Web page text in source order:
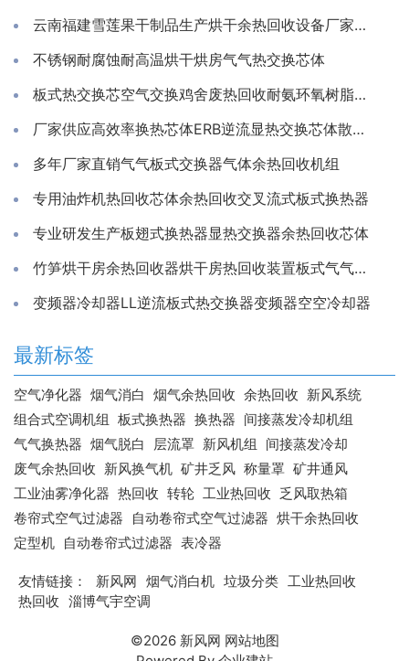
云南福建雪莲果干制品生产烘干余热回收设备厂家推荐亲水铝箔换热芯
不锈钢耐腐蚀耐高温烘干烘房气气热交换芯体
板式热交换芯空气交换鸡舍废热回收耐氨环氧树脂通风除湿换热
厂家供应高效率换热芯体ERB逆流显热交换芯体散热器
多年厂家直销气气板式交换器气体余热回收机组
专用油炸机热回收芯体余热回收交叉流式板式换热器
专业研发生产板翅式换热器显热交换器余热回收芯体
竹笋烘干房余热回收器烘干房热回收装置板式气气换热器工厂
变频器冷却器LL逆流板式热交换器变频器空空冷却器
最新标签
空气净化器 烟气消白 烟气余热回收 余热回收 新风系统
组合式空调机组 板式换热器 换热器 间接蒸发冷却机组
气气换热器 烟气脱白 层流罩 新风机组
间接蒸发冷却
废气余热回收 新风换气机 矿井乏风 称量罩 矿井通风
工业油雾净化器 热回收 转轮 工业热回收 乏风取热箱
卷帘式空气过滤器
自动卷帘式空气过滤器 烘干余热回收
定型机 自动卷帘式过滤器 表冷器
友情链接： 新风网 烟气消白机 垃圾分类 工业热回收
热回收 淄博气宇空调
©2026 新风网 网站地图